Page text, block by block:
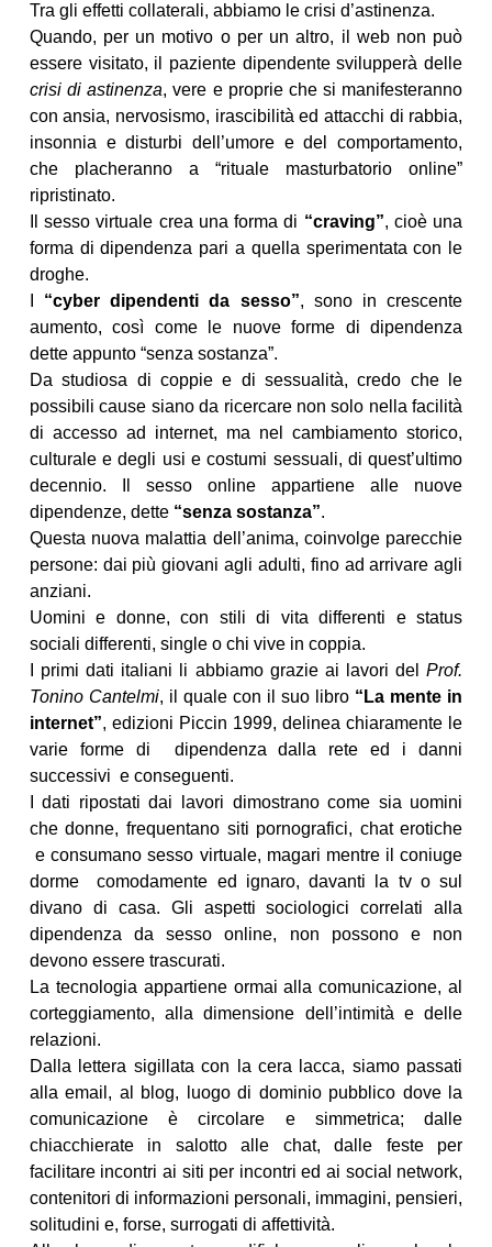
Tra gli effetti collaterali, abbiamo le crisi d’astinenza.
Quando, per un motivo o per un altro, il web non può
essere visitato, il paziente dipendente svilupperà delle
crisi di astinenza, vere e proprie che si manifesteranno
con ansia, nervosismo, irascibilità ed attacchi di rabbia,
insonnia e disturbi dell’umore e del comportamento,
che placheranno a “rituale masturbatorio online”
ripristinato.
Il sesso virtuale crea una forma di “craving”, cioè una
forma di dipendenza pari a quella sperimentata con le
droghe.
“cyber dipendenti da sesso”, sono in crescente
aumento, così come le nuove forme di dipendenza
dette appunto “senza sostanza”.
Da studiosa di coppie e di sessualità, credo che le
possibili cause siano da ricercare non solo nella facilità
di accesso ad internet, ma nel cambiamento storico,
culturale e degli usi e costumi sessuali, di quest’ultimo
decennio. Il sesso online appartiene alle nuove
dipendenze, dette “senza sostanza”.
Questa nuova malattia dell’anima, coinvolge parecchie
persone: dai più giovani agli adulti, fino ad arrivare agli
anziani.
Uomini e donne, con stili di vita differenti e status
sociali differenti, single o chi vive in coppia.
I primi dati italiani li abbiamo grazie ai lavori delProf.
Tonino Cantelmi, il quale con il suo libro “La mente in
internet”, edizioni Piccin 1999, delinea chiaramente le
varie forme di dipendenza dalla rete ed i danni
successivi e conseguenti.
I dati ripostati dai lavori dimostrano come sia uomini
che donne, frequentano siti pornografici, chat erotiche
e consumano sesso virtuale, magari mentre il coniuge
dorme comodamente ed ignaro, davanti la tv o sul
divano di casa. Gli aspetti sociologici correlati alla
dipendenza da sesso online, non possono e non
devono essere trascurati.
La tecnologia appartiene ormai alla comunicazione, al
corteggiamento, alla dimensione dell’intimità e delle
relazioni.
Dalla lettera sigillata con la cera lacca, siamo passati
alla email, al blog, luogo di dominio pubblico dove la
comunicazione è circolare e simmetrica; dalle
chiacchierate in salotto alle chat, dalle feste per
facilitare incontri ai siti per incontri ed ai social network,
contenitori di informazioni personali, immagini, pensieri,
solitudini e, forse, surrogati di affettività.